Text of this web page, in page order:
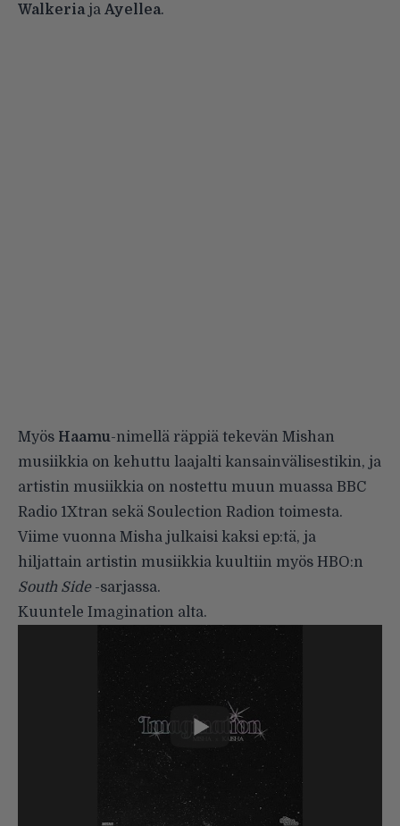
Walkeriaja Ayellea.
Myös Haamu-nimellä räppiä tekevän Mishan
musiikkia on kehuttu laajalti kansainvälisestikin, ja
artistin musiikkia on nostettu muun muassa BBC
Radio 1Xtran sekä Soulection Radion toimesta.
Viime vuonna Misha julkaisi kaksi ep:tä, ja
hiljattain artistin musiikkia kuultiin myös HBO:n
South Side-sarjassa.
Kuuntele Imagination alta.